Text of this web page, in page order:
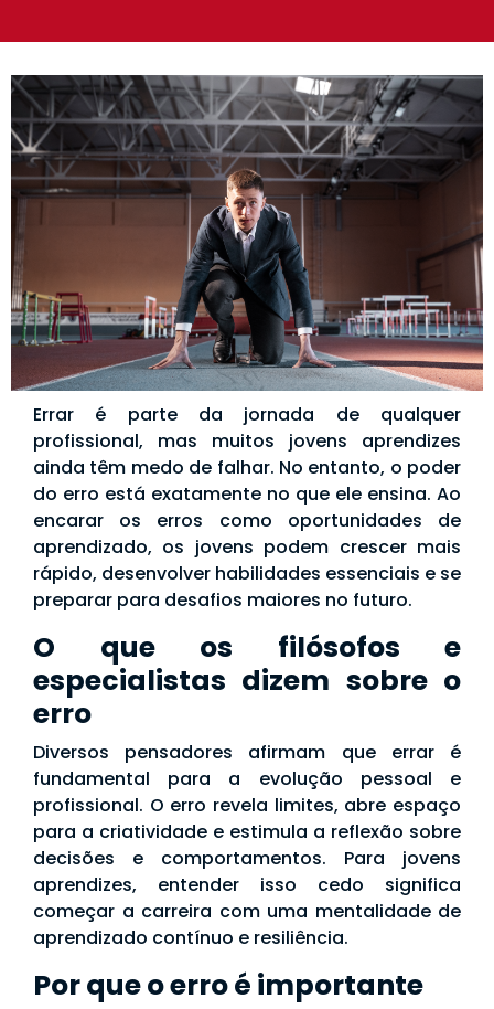
Errar é parte da jornada de qualquer
profissional, mas muitos jovens aprendizes
ainda têm medo de falhar. No entanto, o poder
do erro está exatamente no que ele ensina. Ao
encarar os erros como oportunidades de
aprendizado, os jovens podem crescer mais
rápido, desenvolver habilidades essenciais e se
preparar para desafios maiores no futuro.
O que os filósofos e
especialistas dizem sobre o
erro
Diversos pensadores afirmam que errar é
fundamental para a evolução pessoal e
profissional. O erro revela limites, abre espaço
para a criatividade e estimula a reflexão sobre
decisões e comportamentos. Para jovens
aprendizes, entender isso cedo significa
começar a carreira com uma mentalidade de
aprendizado contínuo e resiliência.
Por que o erro é importante